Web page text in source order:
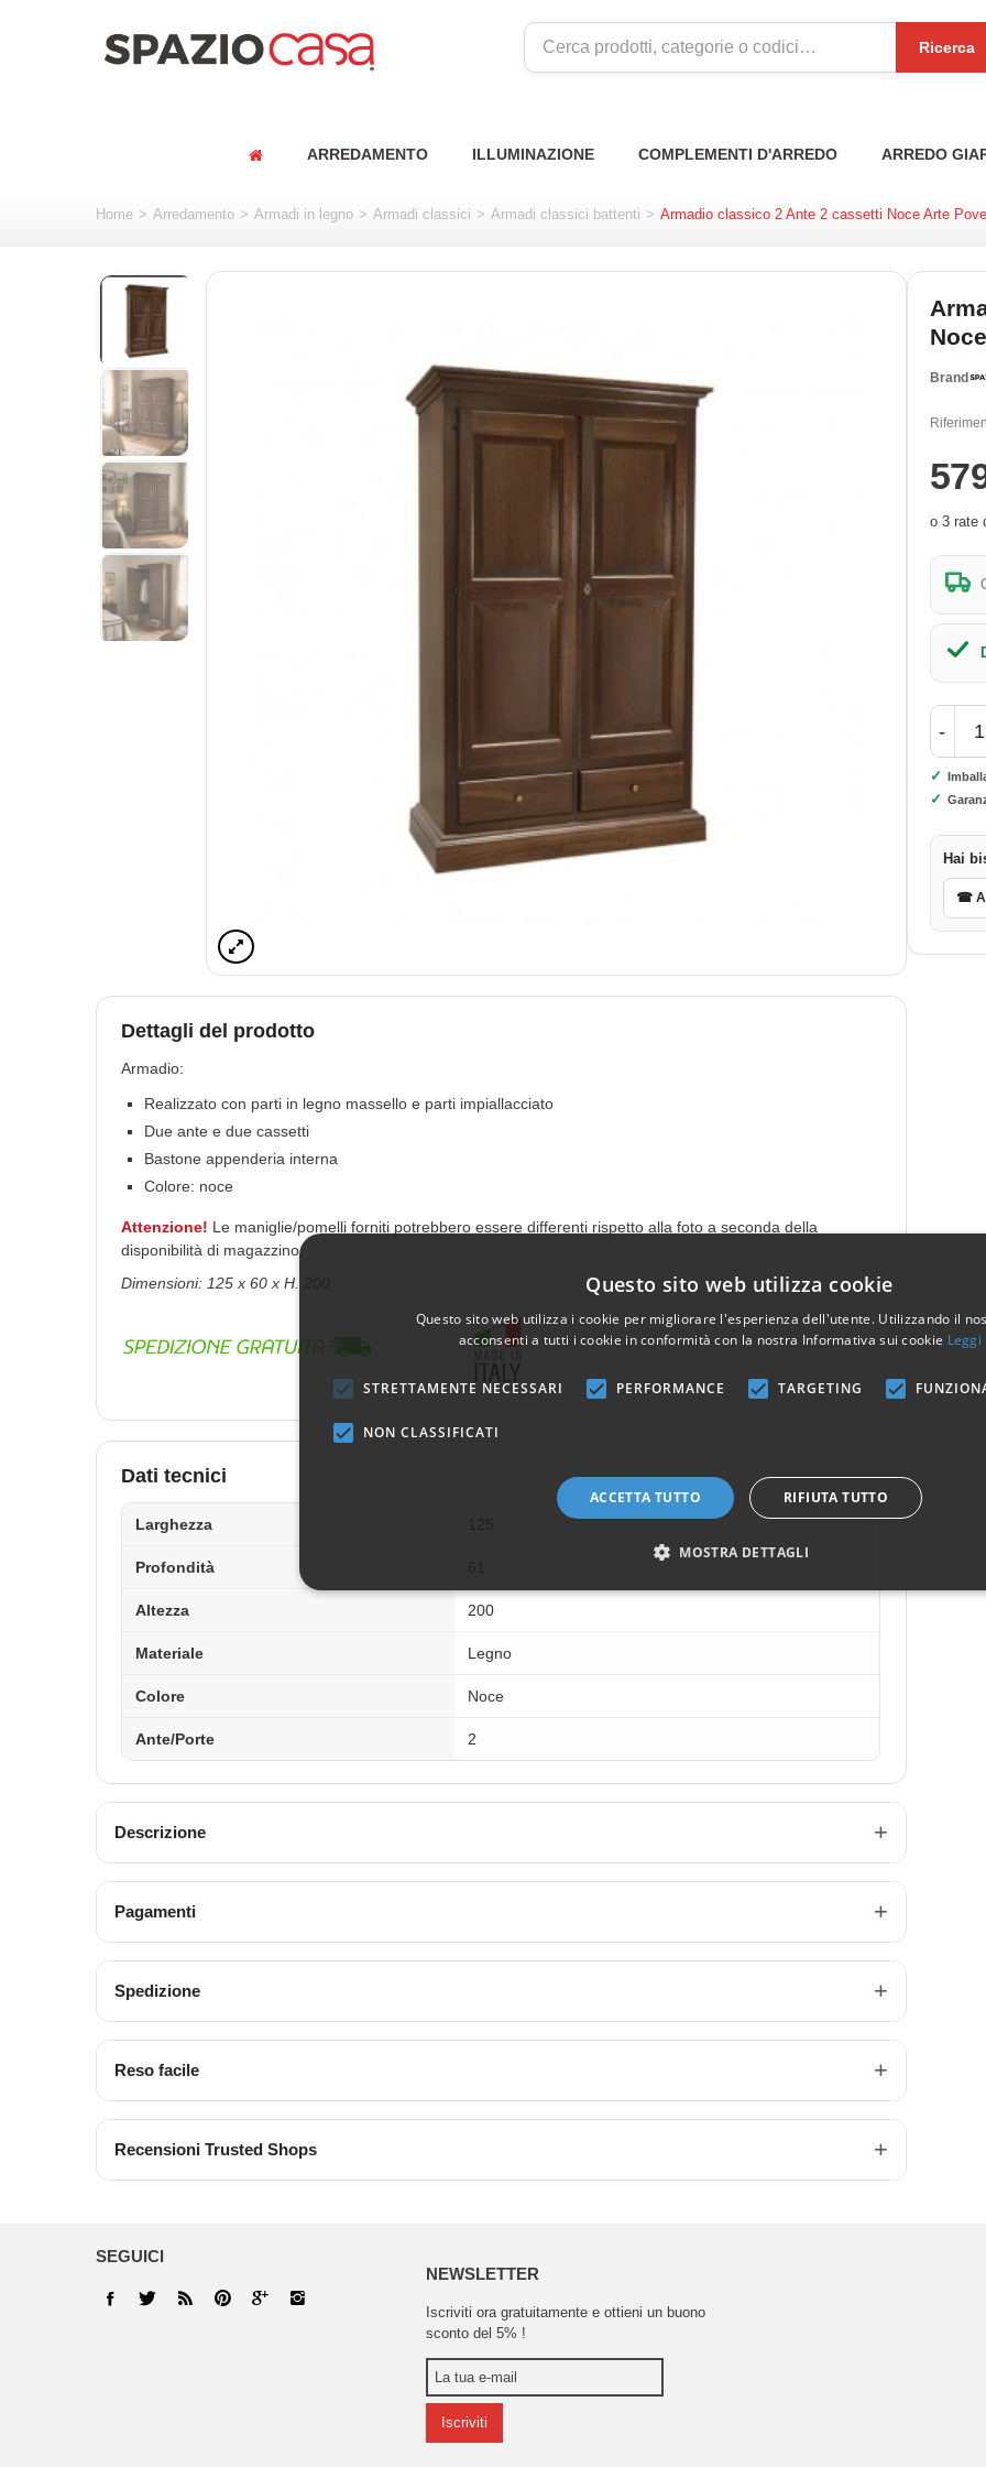
Ricerca
ARREDAMENTO ILLUMINAZIONE COMPLEMENTI D'ARREDO ARREDO
Home > Arredamento > Armadi in legno > Armadi classici > Armadi classici battenti > Armadio classico 2 Ante 2 cassetti Noce Arte
Dettagli del prodotto
Armadio:
Realizzato con parti in legno massello e parti impiallacciato
Due ante e due cassetti
Bastone appenderia interna
Colore: noce
Attenzione! Le maniglie/pomelli forniti potrebbero essere differenti rispetto alla foto a seconda della
disponibilità di magazzino.
Dimensioni: 125 x 60 x H. 200
Dati tecnici
Larghezza
Profondità
Altezza 200
Materiale Legno
Colore Noce
Ante/Porte 2
Descrizione
Pagamenti
Spedizione
Reso facile
Recensioni Trusted Shops
Brand
-
✓
✓
Hai
☎
SEGUICI
NEWSLETTER
Iscriviti ora gratuitamente e ottieni un buono
sconto del 5% !
Iscriviti
Questo sito web utilizza cookie
Questo sito web utilizza i cookie per migliorare l'esperienza dell'utente. Utilizzando il
acconsenti a tutti i cookie in conformità con la nostra Informativa sui cookie
STRETTAMENTE NECESSARI PERFORMANCE TARGETING
NON CLASSIFICATI
ACCETTA TUTTO RIFIUTA TUTTO
MOSTRA DETTAGLI